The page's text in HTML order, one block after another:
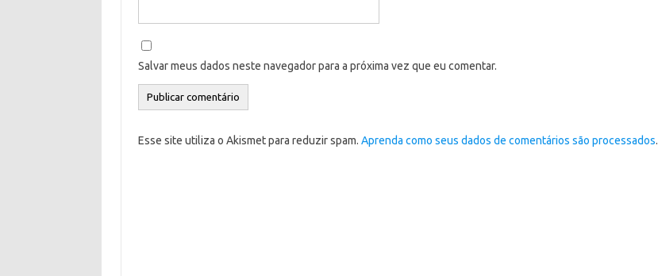
Salvar meus dados neste navegador para a próxima vez que eu comentar.
Esse site utiliza o Akismet para reduzir spam. Aprenda como seus dados de comentários são processados.